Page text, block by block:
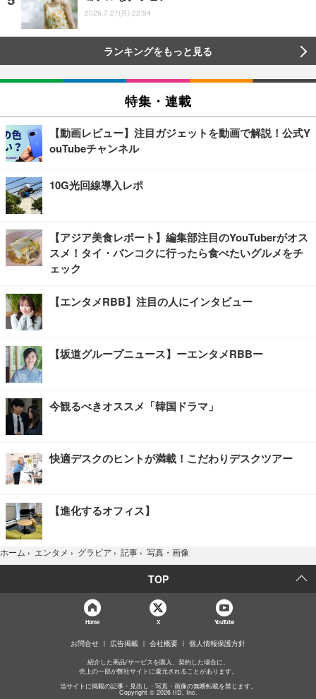
2026.7.27(月) 22:54
ランキングをもっと見る
特集・連載
【動画レビュー】注目ガジェットを動画で解説！公式Y
ouTubeチャンネル
10G光回線導入レポ
【アジア美食レポート】編集部注目のYouTuberがオス
スメ！タイ・バンコクに行ったら食べたいグルメをチ
ェック
【エンタメRBB】注目の人にインタビュー
【坂道グループニュース】ーエンタメRBBー
今観るべきオススメ「韓国ドラマ」
快適デスクのヒントが満載！こだわりデスクツアー
【進化するオフィス】
ホーム › エンタメ › グラビア › 記事 › 写真・画像
TOP
Home X YouTube
お問合せ 広告掲載 会社概要 個人情報保護方針
紹介した商品/サービスを購入、契約した場合に、
売上の一部が弊社サイトに還元されることがあります。
当サイトに掲載の記事・見出し・写真・画像の無断転載を禁じます。
Copyright © 2026 IID, Inc.